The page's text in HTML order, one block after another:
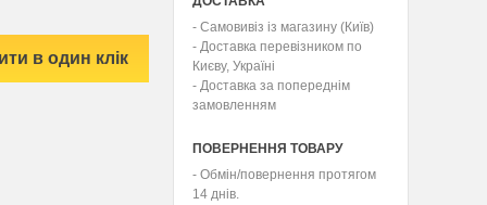
в один клік
- Самовивіз із магазину (Київ)
- Доставка перевізником по
Києву, Україні
- Доставка за попереднім
замовленням
ПОВЕРНЕННЯ ТОВАРУ
- Обмін/повернення протягом
14 днів.